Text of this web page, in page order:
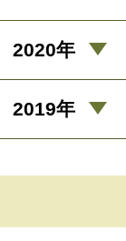
2020年
2019年